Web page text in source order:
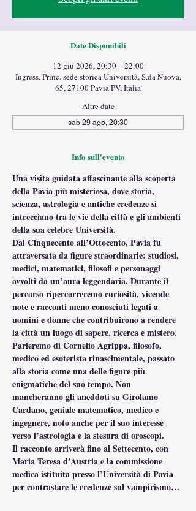
Date Disponibili
12 giu 2026, 20:30 – 22:00
Ingress. Princ. sede storica Università, S.da Nuova,
65, 27100 Pavia PV, Italia
Altre date
sab 29 ago, 20:30
Info sull'evento
Una visita guidata affascinante alla scoperta
della Pavia più misteriosa, dove storia,
scienza, astrologia e antiche credenze si
intrecciano tra le vie della città e gli ambienti
della sua celebre Università.
Dal Cinquecento all’Ottocento, Pavia fu
attraversata da figure straordinarie: studiosi,
medici, matematici, filosofi e personaggi
avvolti da un’aura leggendaria. Durante il
percorso ripercorreremo curiosità, vicende
note e racconti meno conosciuti legati a
uomini e donne che contribuirono a rendere
la città un luogo di sapere, ricerca e mistero.
Parleremo di Cornelio Agrippa, filosofo,
medico ed esoterista rinascimentale, passato
alla storia come una delle figure più
enigmatiche del suo tempo. Non
mancheranno gli aneddoti su Girolamo
Cardano, geniale matematico, medico e
ingegnere, noto anche per il suo interesse
verso l’astrologia e la stesura di oroscopi.
Il racconto arriverà fino al Settecento, con
Maria Teresa d’Austria e la commissione
medica istituita presso l’Università di Pavia
per contrastare le credenze sul vampirismo…